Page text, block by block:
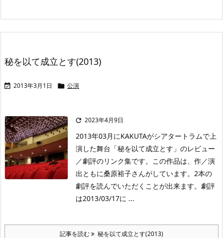
秘を以て成立とす(2013)
 2013年3月1日  公演
 2023年4月9日
2013年03月にKAKUTAがシアタートラムで上
演した舞台「秘を以て成立とす」のレビュー
／劇評のリンク集です。この作品は、作／演
出ともに桑原裕子さんがしています。2本の
劇評を読んでいただくことが出来ます。劇評
は2013/03/17に ...
記事を読む 秘を以て成立とす(2013)